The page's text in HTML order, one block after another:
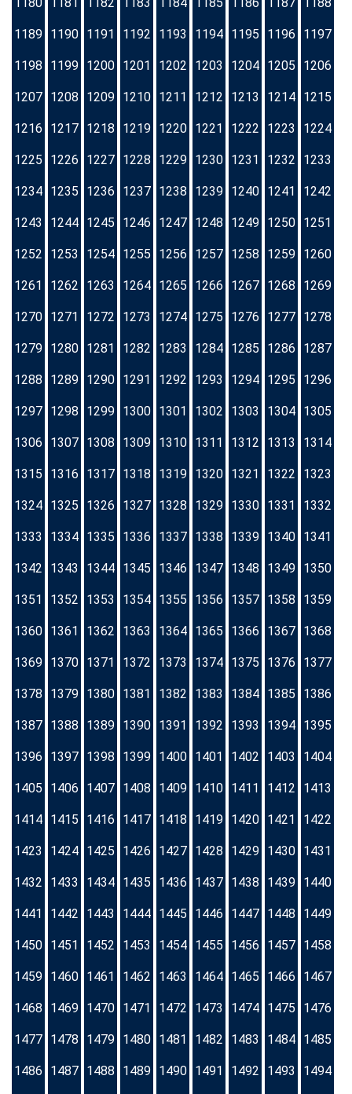
1189 1190 1191 1192 1193 1194 1195 1196 1197
1198 1199 1200 1201 1202 1203 1204 1205 1206
1207 1208 1209 1210 1211 1212 1213 1214 1215
1216 1217 1218 1219 1220 1221 1222 1223 1224
1225 1226 1227 1228 1229 1230 1231 1232 1233
1234 1235 1236 1237 1238 1239 1240 1241 1242
1243 1244 1245 1246 1247 1248 1249 1250 1251
1252 1253 1254 1255 1256 1257 1258 1259 1260
1261 1262 1263 1264 1265 1266 1267 1268 1269
1270 1271 1272 1273 1274 1275 1276 1277 1278
1279 1280 1281 1282 1283 1284 1285 1286 1287
1288 1289 1290 1291 1292 1293 1294 1295 1296
1297 1298 1299 1300 1301 1302 1303 1304 1305
1306 1307 1308 1309 1310 1311 1312 1313 1314
1315 1316 1317 1318 1319 1320 1321 1322 1323
1324 1325 1326 1327 1328 1329 1330 1331 1332
1333 1334 1335 1336 1337 1338 1339 1340 1341
1342 1343 1344 1345 1346 1347 1348 1349 1350
1351 1352 1353 1354 1355 1356 1357 1358 1359
1360 1361 1362 1363 1364 1365 1366 1367 1368
1369 1370 1371 1372 1373 1374 1375 1376 1377
1378 1379 1380 1381 1382 1383 1384 1385 1386
1387 1388 1389 1390 1391 1392 1393 1394 1395
1396 1397 1398 1399 1400 1401 1402 1403 1404
1405 1406 1407 1408 1409 1410 1411 1412 1413
1414 1415 1416 1417 1418 1419 1420 1421 1422
1423 1424 1425 1426 1427 1428 1429 1430 1431
1432 1433 1434 1435 1436 1437 1438 1439 1440
1441 1442 1443 1444 1445 1446 1447 1448 1449
1450 1451 1452 1453 1454 1455 1456 1457 1458
1459 1460 1461 1462 1463 1464 1465 1466 1467
1468 1469 1470 1471 1472 1473 1474 1475 1476
1477 1478 1479 1480 1481 1482 1483 1484 1485
1486 1487 1488 1489 1490 1491 1492 1493 1494